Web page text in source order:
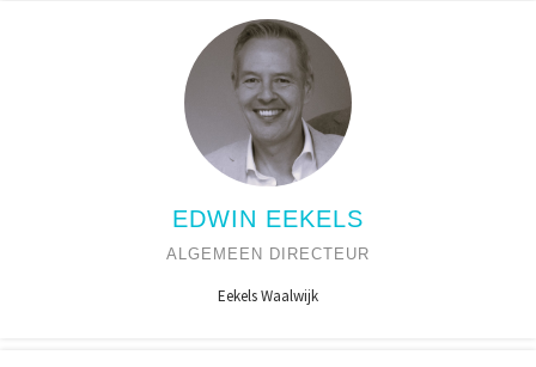
EDWIN EEKELS
ALGEMEEN DIRECTEUR
Eekels Waalwijk